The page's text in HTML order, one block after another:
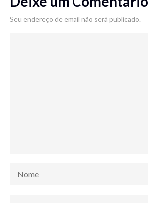
Seu endereço de email não será publicado.